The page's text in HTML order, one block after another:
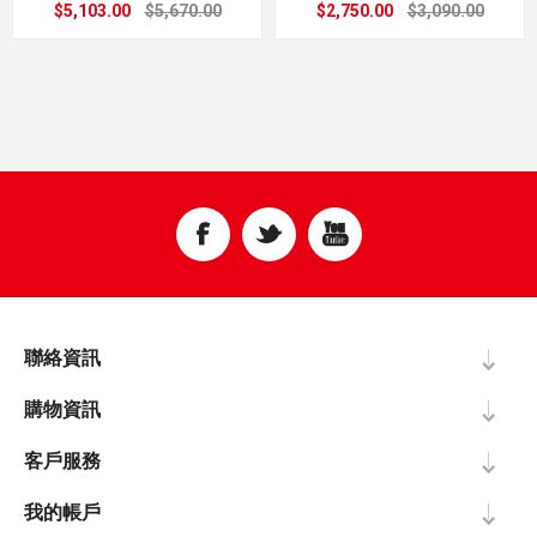
$5,103.00
$5,670.00
$2,750.00
$3,090.00
聯絡資訊
購物資訊
客戶服務
我的帳戶